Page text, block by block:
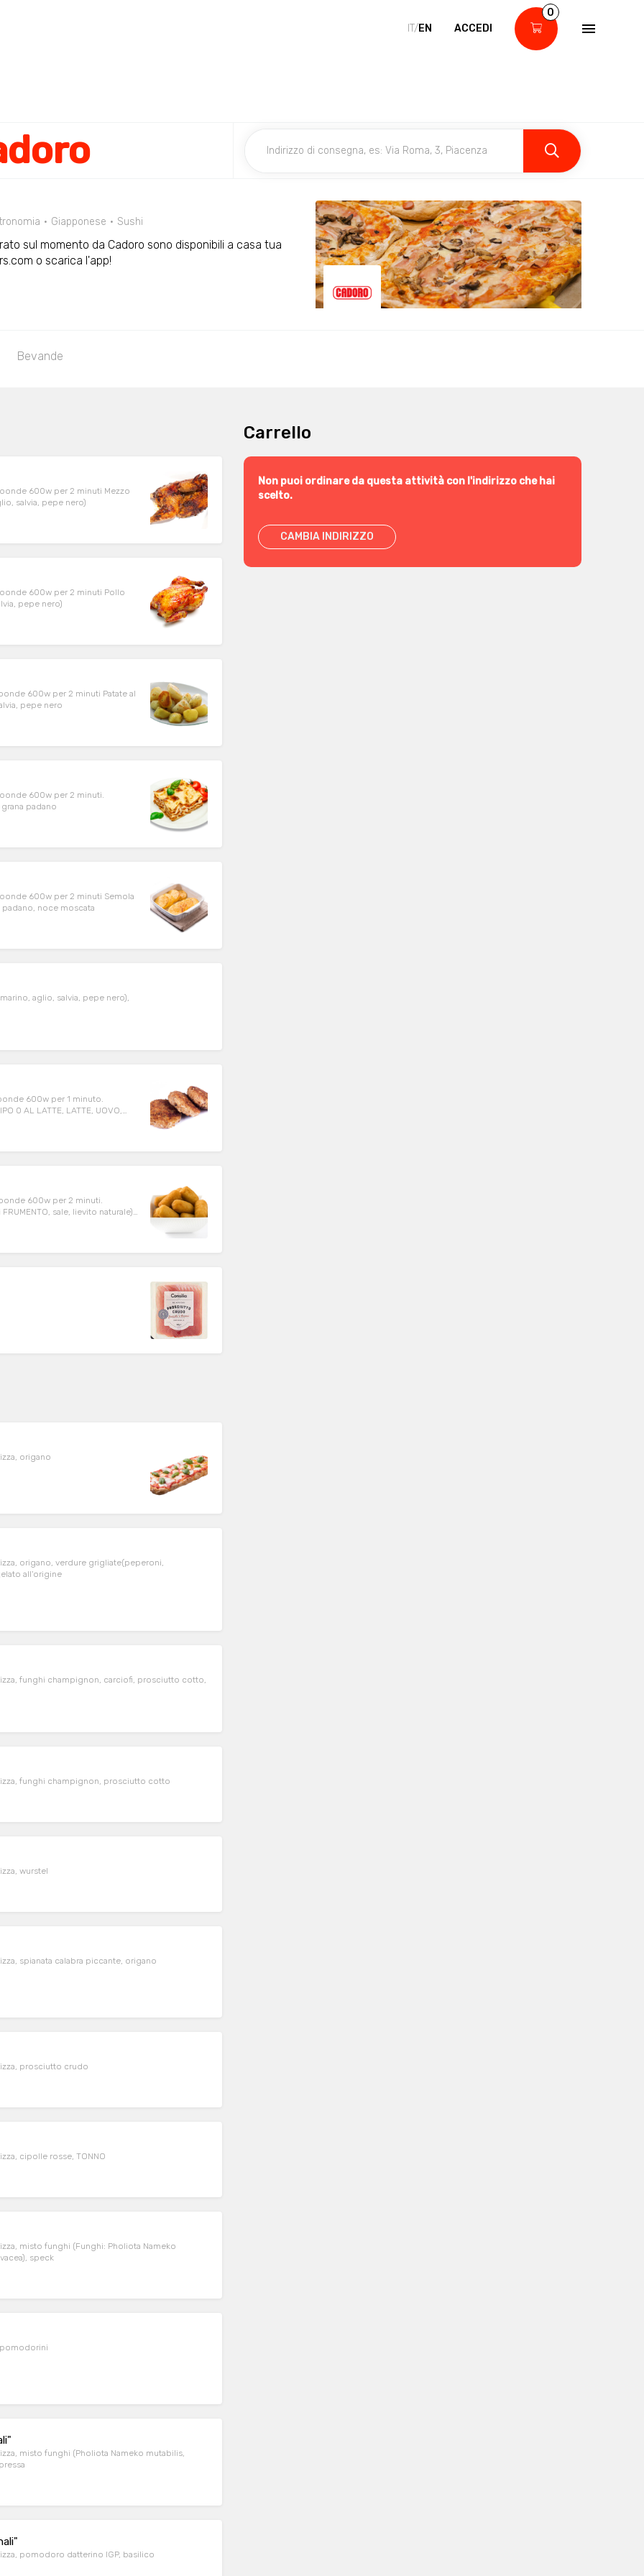
IT/EN ACCEDI
0
Giapponese Sushi
sul momento da Cadoro sono disponibili a casa tua
o scarica l'app!
Bevande
600w per 2 minuti Mezzo
salvia, pepe nero)
600w per 2 minuti Pollo
pepe nero)
600w per 2 minuti Patate al
pepe nero
600w per 2 minuti.
padano
600w per 2 minuti Semola
noce moscata
aglio, salvia, pepe nero),
600w per 1 minuto.
0 AL LATTE, LATTE, UOVO,
600w per 2 minuti.
all'origine fritto nel punto
origano
origano, verdure grigliate(peperoni,
prodotto surgelato all'origine
funghi champignon, carciofi, prosciutto cotto,
funghi champignon, prosciutto cotto
wurstel
spianata calabra piccante, origano
prosciutto crudo
cipolle rosse, TONNO
misto funghi (Funghi: Pholiota Nameko
Porcini, Volvariella volvacea), speck
pomodorini
misto funghi (Pholiota Nameko mutabilis,
sopressa
pomodoro datterino IGP, basilico
Carrello
Non puoi ordinare da questa attività con l'indirizzo che hai
scelto.
CAMBIA INDIRIZZO